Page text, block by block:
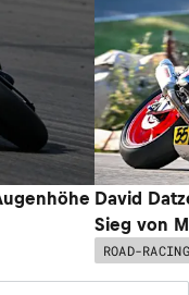
David
Sieg von
ROAD-RACING